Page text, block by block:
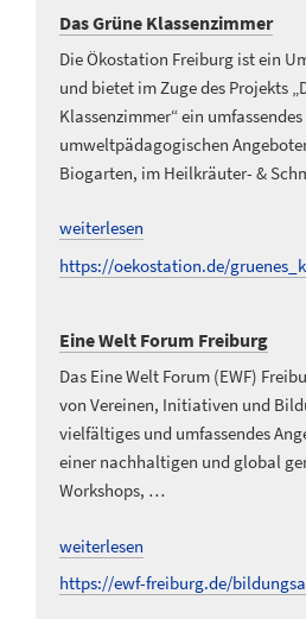
Das Grüne Klassenzimmer
Die Ökostation Freiburg ist ein
und bietet im Zuge des Projekts
Klassenzimmer“ ein
umweltpädagogischen
Biogarten, im Heilkräuter- &
weiterlesen
https://oekostation.de/
Eine Welt Forum Freiburg
Das Eine Welt Forum (EWF)
von Vereinen, Initiativen und
vielfältiges und umfassendes
einer nachhaltigen und global
Workshops, …
weiterlesen
https://ewf-freiburg.de/